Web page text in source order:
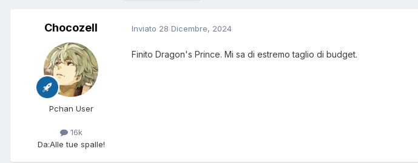
Chocozell
Pchan User
16k
Da:Alle tue spalle!
Inviato 28 Dicembre, 2024
Finito Dragon's Prince. Mi sa di estremo taglio di budget.